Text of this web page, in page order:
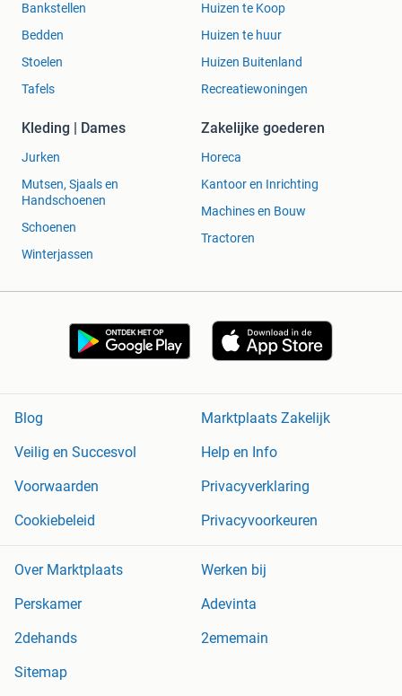
Bankstellen
Bedden
Stoelen
Tafels
Huizen te Koop
Huizen te huur
Huizen Buitenland
Recreatiewoningen
Kleding | Dames
Jurken
Mutsen, Sjaals en
Handschoenen
Schoenen
Winterjassen
Zakelijke goederen
Horeca
Kantoor en Inrichting
Machines en Bouw
Tractoren
Blog
Marktplaats Zakelijk
Veilig en Succesvol
Help en Info
Voorwaarden
Privacyverklaring
Cookiebeleid
Privacyvoorkeuren
Over Marktplaats
Werken bij
Perskamer
Adevinta
2dehands
2ememain
Sitemap